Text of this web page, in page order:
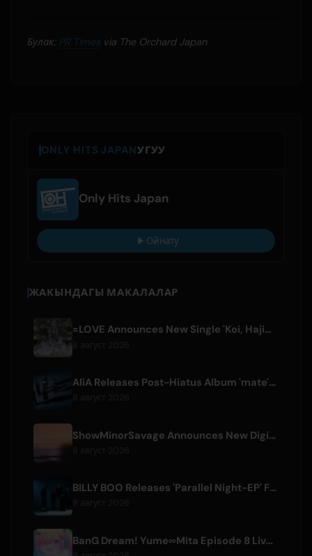
Булак: PR Timesvia The Orchard Japan
ONLY HITS JAPANУГУУ
Only Hits Japan
Ойнату
ЖАКЫНДАГЫ МАКАЛАЛАР
=LOVE Announces New Single 'Koi, Hajimemashita.' and Tokyo Dome Concerts
AliA Releases Post-Hiatus Album 'mate', Announces Tokyo Live
ShowMinorSavage Announces New Digital Single 'Gradation'
BILLY BOO Releases 'Parallel Night-EP' Featuring TV Drama Theme Song
BanG Dream! Yume∞Mita Episode 8 Live Clip Released